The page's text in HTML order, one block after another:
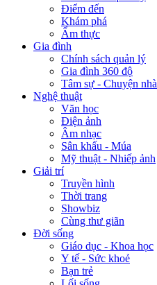
Điểm đến
Khám phá
Ẩm thực
Gia đình
Chính sách quản lý
Gia đình 360 độ
Tâm sự - Chuyện nhà
Nghệ thuật
Văn học
Điện ảnh
Âm nhạc
Sân khấu - Múa
Mỹ thuật - Nhiếp ảnh
Giải trí
Truyền hình
Thời trang
Showbiz
Cùng thư giãn
Đời sống
Giáo dục - Khoa học
Y tế - Sức khoẻ
Bạn trẻ